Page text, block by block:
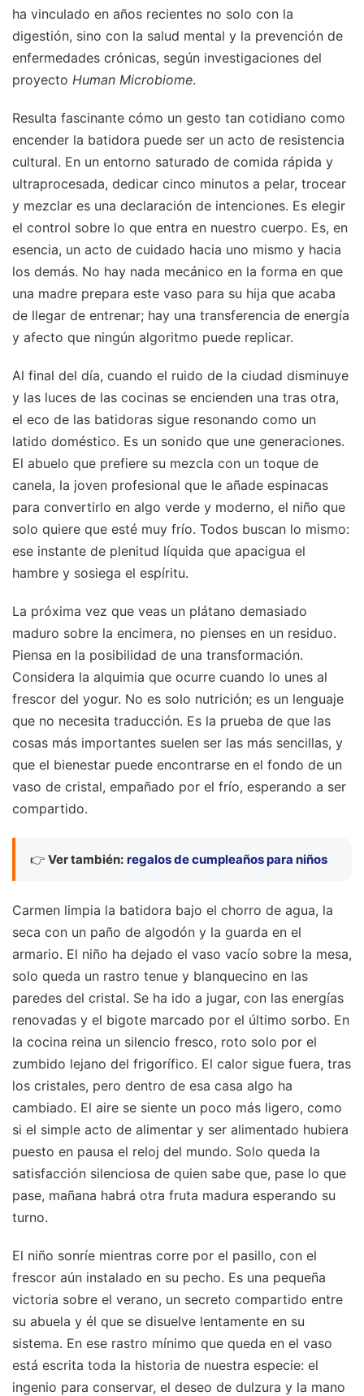
ha vinculado en años recientes no solo con la
digestión, sino con la salud mental y la prevención de
enfermedades crónicas, según investigaciones del
proyecto Human Microbiome.
Resulta fascinante cómo un gesto tan cotidiano como
encender la batidora puede ser un acto de resistencia
cultural. En un entorno saturado de comida rápida y
ultraprocesada, dedicar cinco minutos a pelar, trocear
y mezclar es una declaración de intenciones. Es elegir
el control sobre lo que entra en nuestro cuerpo. Es, en
esencia, un acto de cuidado hacia uno mismo y hacia
los demás. No hay nada mecánico en la forma en que
una madre prepara este vaso para su hija que acaba
de llegar de entrenar; hay una transferencia de energía
y afecto que ningún algoritmo puede replicar.
Al final del día, cuando el ruido de la ciudad disminuye
y las luces de las cocinas se encienden una tras otra,
el eco de las batidoras sigue resonando como un
latido doméstico. Es un sonido que une generaciones.
El abuelo que prefiere su mezcla con un toque de
canela, la joven profesional que le añade espinacas
para convertirlo en algo verde y moderno, el niño que
solo quiere que esté muy frío. Todos buscan lo mismo:
ese instante de plenitud líquida que apacigua el
hambre y sosiega el espíritu.
La próxima vez que veas un plátano demasiado
maduro sobre la encimera, no pienses en un residuo.
Piensa en la posibilidad de una transformación.
Considera la alquimia que ocurre cuando lo unes al
frescor del yogur. No es solo nutrición; es un lenguaje
que no necesita traducción. Es la prueba de que las
cosas más importantes suelen ser las más sencillas, y
que el bienestar puede encontrarse en el fondo de un
vaso de cristal, empañado por el frío, esperando a ser
compartido.
👉 Ver también: regalos de cumpleaños para niños
Carmen limpia la batidora bajo el chorro de agua, la
seca con un paño de algodón y la guarda en el
armario. El niño ha dejado el vaso vacío sobre la mesa,
solo queda un rastro tenue y blanquecino en las
paredes del cristal. Se ha ido a jugar, con las energías
renovadas y el bigote marcado por el último sorbo. En
la cocina reina un silencio fresco, roto solo por el
zumbido lejano del frigorífico. El calor sigue fuera, tras
los cristales, pero dentro de esa casa algo ha
cambiado. El aire se siente un poco más ligero, como
si el simple acto de alimentar y ser alimentado hubiera
puesto en pausa el reloj del mundo. Solo queda la
satisfacción silenciosa de quien sabe que, pase lo que
pase, mañana habrá otra fruta madura esperando su
turno.
El niño sonríe mientras corre por el pasillo, con el
frescor aún instalado en su pecho. Es una pequeña
victoria sobre el verano, un secreto compartido entre
su abuela y él que se disuelve lentamente en su
sistema. En ese rastro mínimo que queda en el vaso
está escrita toda la historia de nuestra especie: el
ingenio para conservar, el deseo de dulzura y la mano